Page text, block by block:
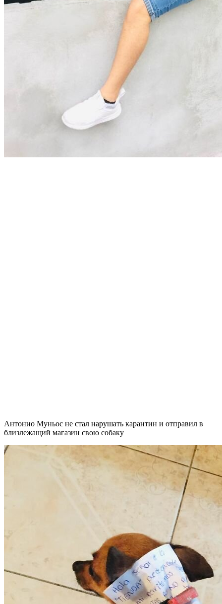
Антонио Муньос не стал нарушать карантин и отправил в
близлежащий магазин свою собаку